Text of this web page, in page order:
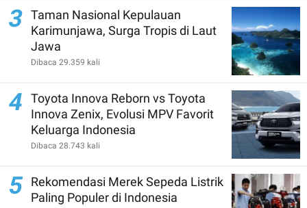
3 Taman Nasional Kepulauan
Karimunjawa, Surga Tropis di Laut
Jawa
Dibaca 29.359 kali
4
Toyota Innova Reborn vs Toyota
Innova Zenix, Evolusi MPV Favorit
Keluarga Indonesia
Dibaca 28.743 kali
5 Rekomendasi Merek Sepeda Listrik
Paling Populer di Indonesia